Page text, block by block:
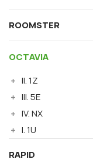
ROOMSTER
OCTAVIA
II. 1Z
III. 5E
IV. NX
I. 1U
RAPID